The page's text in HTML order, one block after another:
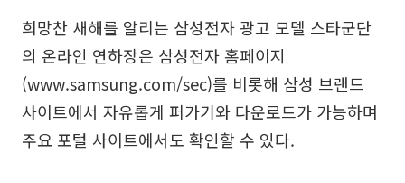
희망찬 새해를 알리는 삼성전자 광고 모델 스타군단
의 온라인 연하장은 삼성전자 홈페이지
(www.samsung.com/sec)를 비롯해 삼성 브랜드
사이트에서 자유롭게 퍼가기와 다운로드가 가능하며
주요 포털 사이트에서도 확인할 수 있다.